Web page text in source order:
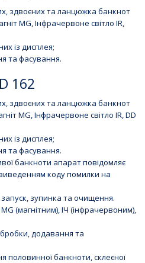
здвоєних та ланцюжка банкнот
MG, Інфрачервоне світло IR,
із дисплея;
та фасування.
162
здвоєних та ланцюжка банкнот
MG, Інфрачервоне світло IR, DD
із дисплея;
та фасування.
банкноти апарат повідомляє
коду помилки на
зупинка та очищення.
(магнітним), ІЧ (інфрачервоним),
додавання та
половинної банкноти, склеєної